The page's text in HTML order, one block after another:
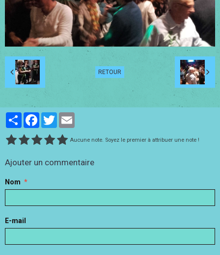
RETOUR
PartagerFacebookTwitter
Aucune note. Soyez le premier à attribuer une note !
Ajouter un commentaire
Nom
E-mail